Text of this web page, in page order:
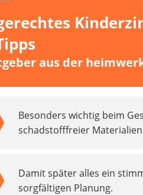
aus der
Besonders wichtig beim
schadstofffreier
Damit später alles ein
sorgfältigen Planung.